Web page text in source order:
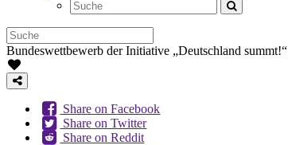
Bundeswettbewerb der Initiative „Deutschland summt!“
Share on Facebook
Share on Twitter
Share on Reddit